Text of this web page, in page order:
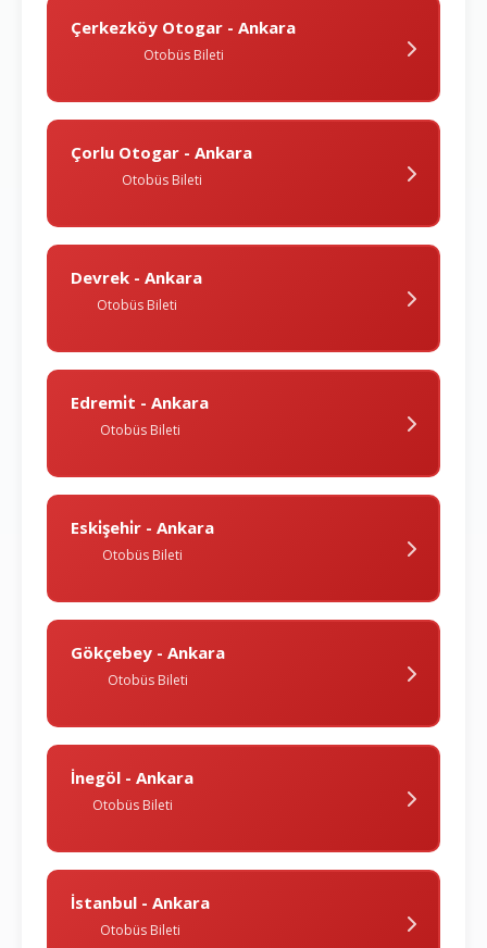
Çerkezköy Otogar - Ankara
Otobüs Bileti
Çorlu Otogar - Ankara
Otobüs Bileti
Devrek - Ankara
Otobüs Bileti
Edremi̇t - Ankara
Otobüs Bileti
Eski̇şehi̇r - Ankara
Otobüs Bileti
Gökçebey - Ankara
Otobüs Bileti
İnegöl - Ankara
Otobüs Bileti
İstanbul - Ankara
Otobüs Bileti